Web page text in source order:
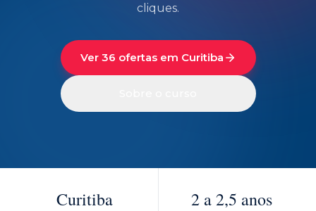
cliques.
Ver 36 ofertas em Curitiba
Curitiba 2 a 2,5 anos